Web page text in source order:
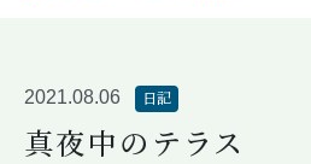
2021.08.06 日記
真夜中のテラス